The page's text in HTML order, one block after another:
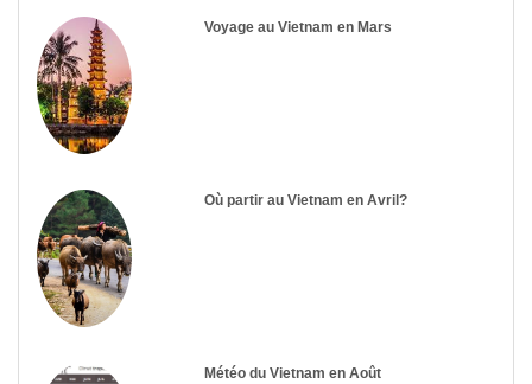
Voyage au Vietnam en Mars
Où partir au Vietnam en Avril?
Météo du Vietnam en Août